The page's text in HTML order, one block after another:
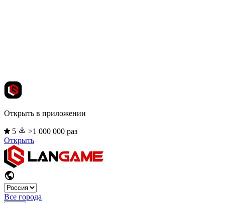
Открыть в приложении
5
>1 000 000 раз
Открыть
Все города